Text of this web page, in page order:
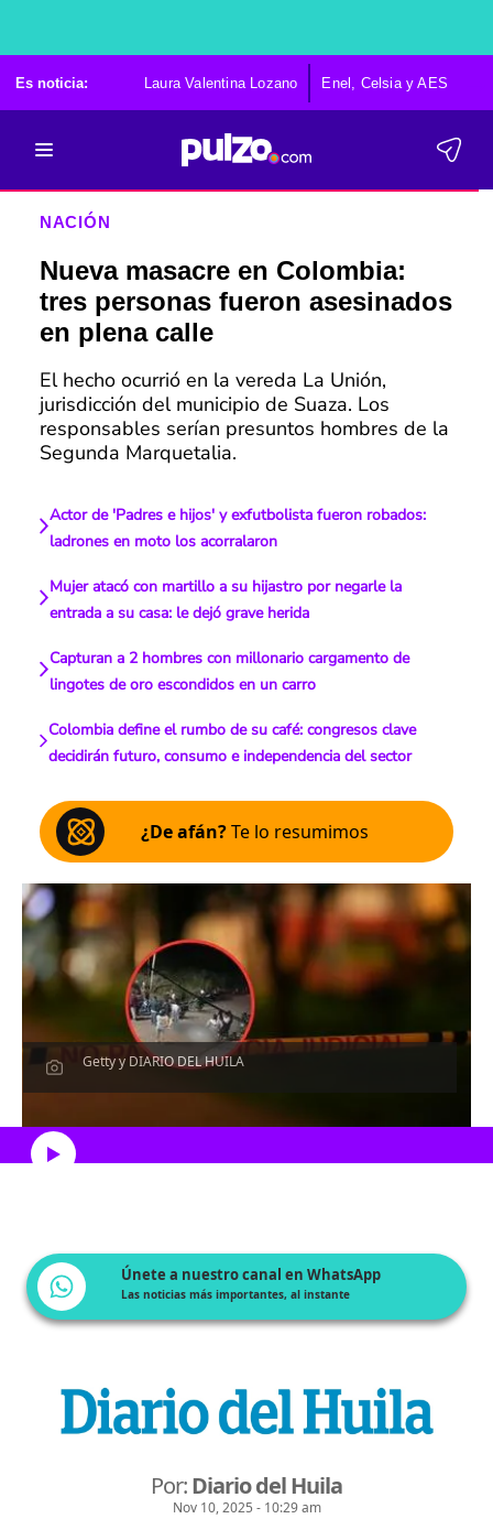
Es noticia: Laura Valentina Lozano Enel, Celsia y AES
NACIÓN
Nueva masacre en Colombia:
tres personas fueron asesinados
en plena calle
El hecho ocurrió en la vereda La Unión,
jurisdicción del municipio de Suaza. Los
responsables serían presuntos hombres de la
Segunda Marquetalia.
Actor de 'Padres e hijos' y exfutbolista fueron robados:
ladrones en moto los acorralaron
Mujer atacó con martillo a su hijastro por negarle la
entrada a su casa: le dejó grave herida
Capturan a 2 hombres con millonario cargamento de
lingotes de oro escondidos en un carro
Colombia define el rumbo de su café: congresos clave
decidirán futuro, consumo e independencia del sector
¿De afán?Te lo resumimos
Getty y DIARIO DEL HUILA
Únete a nuestro canal en WhatsApp
Las noticias más importantes, al instante
Por:Diario del Huila
Nov 10, 2025 - 10:29 am